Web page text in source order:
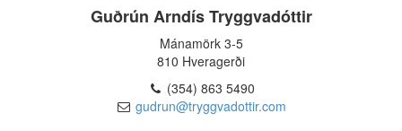
Guðrún Arndís Tryggvadóttir
Mánamörk 3-5
810 Hveragerði
(354) 863 5490
gudrun@tryggvadottir.com